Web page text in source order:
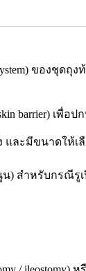
ของชุด
barrier) เพื่
ะมีขนาดให้เลือ
น) สำหรับกรณี